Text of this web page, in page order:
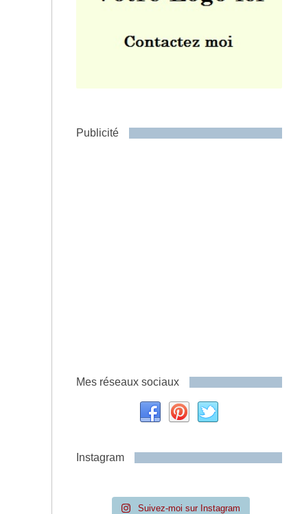
Publicité
Mes réseaux sociaux
Instagram
Suivez-moi sur Instagram